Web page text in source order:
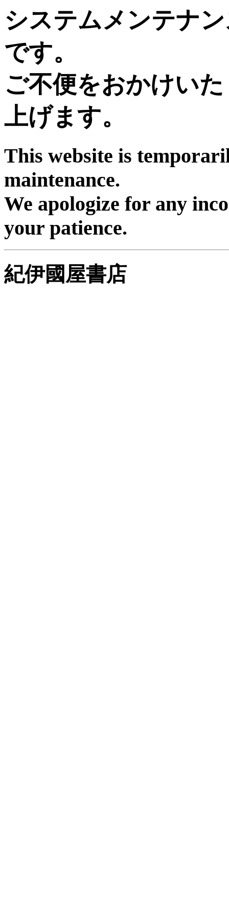
システムメンテナ
です。
ご不便をおかけい
上げます。
This website is
maintenance.
We apologize for any
your patience.
紀伊國屋書店